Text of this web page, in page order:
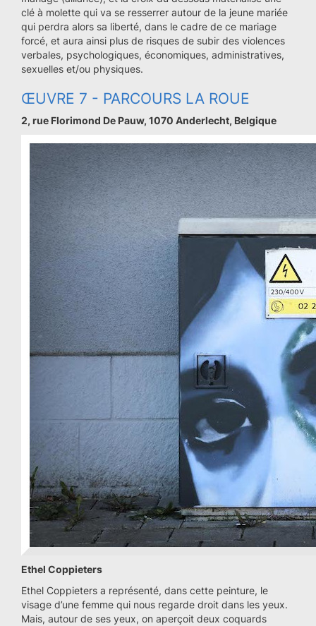
clé à molette qui va se resserrer autour de la jeune mariée
qui perdra alors sa liberté, dans le cadre de ce mariage
forcé, et aura ainsi plus de risques de subir des violences
verbales, psychologiques, économiques, administratives,
sexuelles et/ou physiques.
ŒUVRE 7 - PARCOURS LA ROUE
2, rue Florimond De Pauw, 1070 Anderlecht, Belgique
Ethel Coppieters
Ethel Coppieters a représenté, dans cette peinture, le
visage d’une femme qui nous regarde droit dans les yeux.
Mais, autour de ses yeux, on aperçoit deux coquards